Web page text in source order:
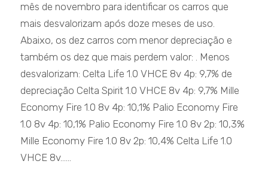
mês de novembro para identificar os carros que
mais desvalorizam após doze meses de uso.
Abaixo, os dez carros com menor depreciação e
também os dez que mais perdem valor: . Menos
desvalorizam: Celta Life 1.0 VHCE 8v 4p: 9,7% de
depreciação Celta Spirit 1.0 VHCE 8v 4p: 9,7% Mille
Economy Fire 1.0 8v 4p: 10,1% Palio Economy Fire
1.0 8v 4p: 10,1% Palio Economy Fire 1.0 8v 2p: 10,3%
Mille Economy Fire 1.0 8v 2p: 10,4% Celta Life 1.0
VHCE 8v......